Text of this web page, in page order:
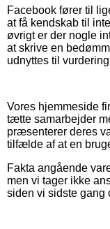
Facebook fører til
at få kendskab til
øvrigt er der nogle
at skrive en
udnyttes til
Vores hjemmeside
tætte samarbejder
præsenterer deres
tilfælde af at en
Fakta angående
men vi tager ikke
siden vi sidste gang